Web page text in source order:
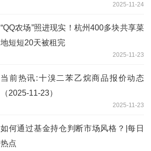
2025-11-24
“QQ农场”照进现实！杭州400多块共享菜
地短短20天被租完
2025-11-23
当前热讯:十溴二苯乙烷商品报价动态
（2025-11-23）
2025-11-23
如何通过基金持仓判断市场风格？|每日
热点